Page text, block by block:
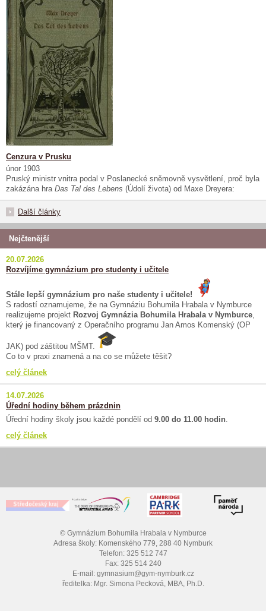
Cenzura v Prusku
únor 1903
Pruský ministr vnitra podal v Poslanecké sněmovně vysvětlení, proč byla
zakázána hra Das Tal des Lebens (Údolí života) od Maxe Dreyera:
Další články
Nejčtenější
20.07.2026
Rozvíjíme gymnázium pro studenty i učitele
Stále lepší gymnázium pro naše studenty i učitele!
S radostí oznamujeme, že na Gymnáziu Bohumila Hrabala v Nymburce
realizujeme projekt Rozvoj Gymnázia Bohumila Hrabala v Nymburce
který je financovaný z Operačního programu Jan Amos Komenský (OP
JAK) pod záštitou MŠMT.
Co to v praxi znamená a na co se můžete těšit?
celý článek
14.07.2026
Úřední hodiny během prázdnin
Úřední hodiny školy jsou každé pondělí od 9.00 do 11.00 hodin
celý článek
© Gymnázium Bohumila Hrabala v Nymburce
Adresa školy: Komenského 779, 288 40 Nymburk
Telefon: 325 512 747
Fax: 325 514 240
E-mail: gymnasium@gym-nymburk.cz
ředitelka: Mgr. Simona Pecková, MBA, Ph.D.